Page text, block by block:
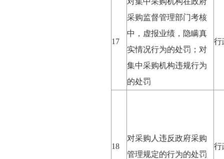
17
采购监督管理部门考核
中，虚报业绩，隐瞒真
实情况行为的处罚；对
集中采购机构违规行为
的处罚
行
18
对采购人违反政府采购
管理规定的行为的处罚
行